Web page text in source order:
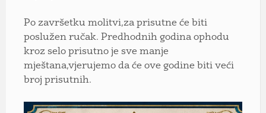
Po završetku molitvi,za prisutne će biti
poslužen ručak. Predhodnih godina ophodu
kroz selo prisutno je sve manje
mještana,vjerujemo da će ove godine biti veći
broj prisutnih.